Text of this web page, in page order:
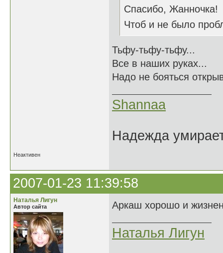
Спасибо, Жанночка!
Чтоб и не было
Тьфу-тьфу-тьфу...
Все в наших руках...
Надо не бояться
Shannaa
Надежда
Неактивен
2007-01-23 11:39:58
Наталья Лигун
Автор сайта Аркаш хорошо и
Наталья Лигун